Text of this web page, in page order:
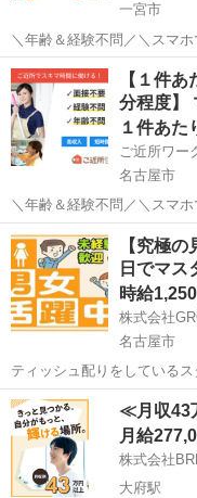
一宮市
＼年齢＆経験不問／＼スマ
キマ時間のお小遣い稼ぎに
す。 クリニック日常清掃_60分のお仕事です♪ 【作業概要】 ? 洗い
物 ピンセット・トレイ...
愛知 一宮市 その他
【１件
分程度】
ご近所ワー
名古屋市
＼年齢＆経験不問／＼スマ
キマ時間のお小遣い稼ぎに
す。 マンスリーマンションの退去後清掃_90～120分のお仕事です♪ マ
ンスリーマンションの...
愛知 名古屋市 その
【究極
日でマ
時給
株式会社
名古屋市
ティッシュ配りをしている
監視するお仕事！ カンタンな業務内容なので、1日でお仕事内容覚え
ちゃいます(笑) レアなお仕事
｀))ｹﾗｹﾗ ...
愛知 名古屋市 その
≪月収43
月給
株式会社
大府駅